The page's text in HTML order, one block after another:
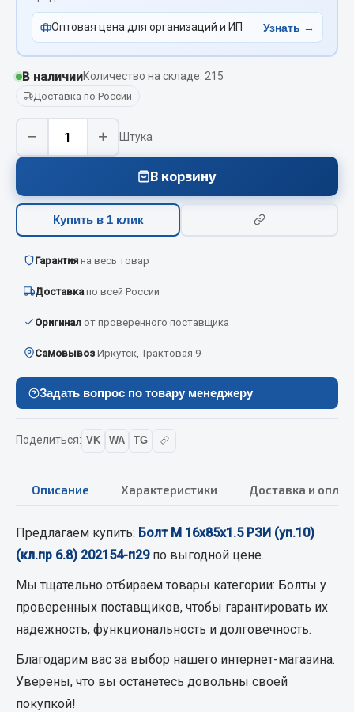
Отопители салона
Подогреватели тосола
Весь раздел
Аксессуары автомобильные
Аптечки и знаки автомобильные
Вымпела
Показать ещё
Весь раздел
Смазочные материалы
Масла
Технические жидкости
Весь раздел
Болты
Гайки
Кольца стопорные
Пресс-масленки
Пробки
Оптовая цена для организаций и ИП Узнать →
В наличииКоличество на складе: 215
Доставка по России
− + Штука
В корзину
Купить в 1 клик
Гарантия на весь товар
Доставка по всей России
Оригинал от проверенного поставщика
Самовывоз Иркутск, Трактовая 9
Задать вопрос по товару менеджеру
Поделиться: VK WA TG
Описание Характеристики Доставка и
Предлагаем купить: Болт М 16х85х1.5 РЗИ (уп.10)
(кл.пр 6.8) 202154-п29по выгодной цене.
Мы тщательно отбираем товары категории: Болты у
проверенных поставщиков, чтобы гарантировать их
надежность, функциональность и долговечность.
Благодарим вас за выбор нашего интернет-магазина.
Уверены, что вы останетесь довольны своей
покупкой!